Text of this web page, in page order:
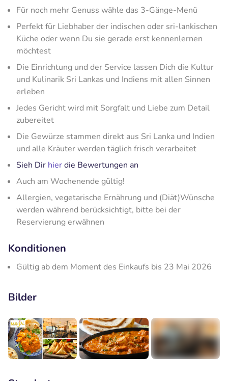
Für noch mehr Genuss wähle das 3-Gänge-Menü
Perfekt für Liebhaber der indischen oder sri-lankischen
Küche oder wenn Du sie gerade erst kennenlernen
möchtest
Die Einrichtung und der Service lassen Dich die Kultur
und Kulinarik Sri Lankas und Indiens mit allen Sinnen
erleben
Jedes Gericht wird mit Sorgfalt und Liebe zum Detail
zubereitet
Die Gewürze stammen direkt aus Sri Lanka und Indien
und alle Kräuter werden täglich frisch verarbeitet
Sieh Dir hierdie Bewertungen an
Auch am Wochenende gültig!
Allergien, vegetarische Ernährung und (Diät)Wünsche
werden während berücksichtigt, bitte bei der
Reservierung erwähnen
Konditionen
Gültig ab dem Moment des Einkaufs bis 23 Mai 2026
Bilder